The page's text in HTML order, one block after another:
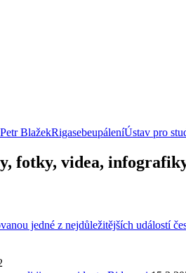
Petr BlažekRigasebeupáleníÚstav pro
fotky, videa,
jedné z nejdůležitějších událostí